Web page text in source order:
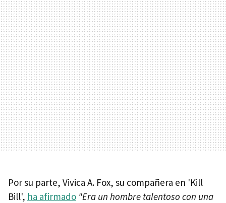
Por su parte, Vivica A. Fox, su compañera en 'Kill
Bill', ha afirmado "Era un hombre talentoso con una